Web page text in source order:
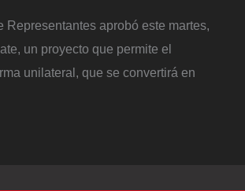
Representantes aprobó este martes,
un proyecto que permite el
unilateral, que se convertirá en